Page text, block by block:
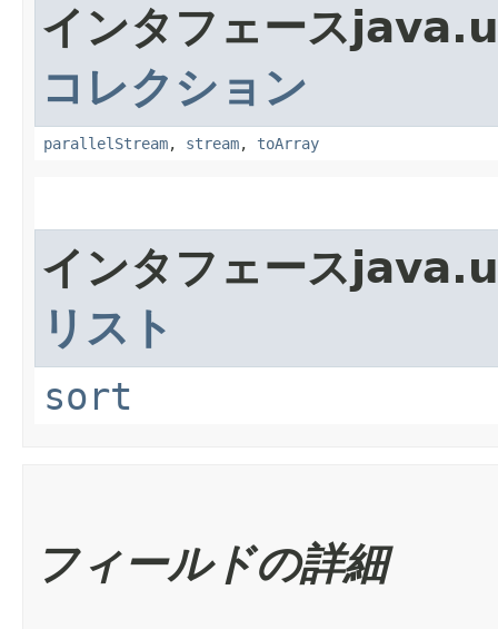
インタフェース
コレクション
parallelStream, stream, toArray
インタフェース
リスト
sort
フィールドの詳細